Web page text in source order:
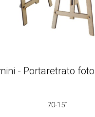
- Portaretrato
70-151